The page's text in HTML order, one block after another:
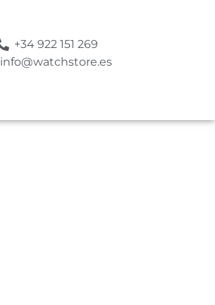
+34 922 151 269
info@watchstore.es